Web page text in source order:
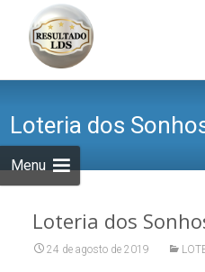
Menu
Loteria dos
Loteria dos
24 de agosto de 2019